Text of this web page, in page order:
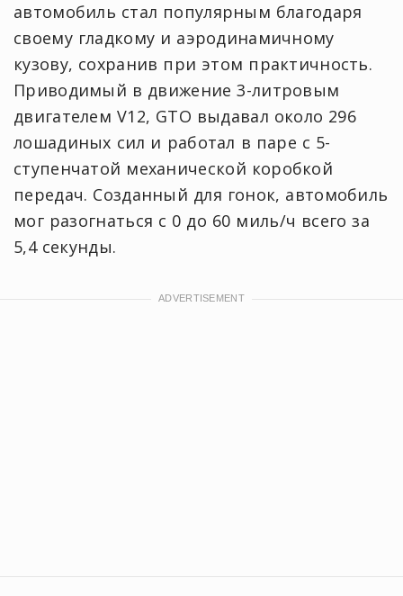
автомобиль стал популярным благодаря
своему гладкому и аэродинамичному
кузову, сохранив при этом практичность.
Приводимый в движение 3-литровым
двигателем V12, GTO выдавал около 296
лошадиных сил и работал в паре с 5-
ступенчатой механической коробкой
передач. Созданный для гонок, автомобиль
мог разогнаться с 0 до 60 миль/ч всего за
5,4 секунды.